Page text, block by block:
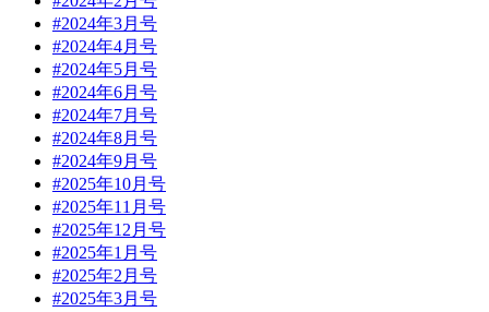
#2024年3月号
#2024年4月号
#2024年5月号
#2024年6月号
#2024年7月号
#2024年8月号
#2024年9月号
#2025年10月号
#2025年11月号
#2025年12月号
#2025年1月号
#2025年2月号
#2025年3月号